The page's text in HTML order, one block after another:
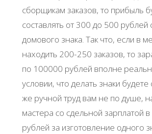
сборщикам заказов, то прибыль
составлять от 300 до 500 рублей
домового знака. Так что, если в
находить 200-250 заказов, то
по 100000 рублей вполне
условии, что делать знаки будете
же ручной труд вам не по душе,
мастера со сдельной зарплатой
рублей за изготовление одного